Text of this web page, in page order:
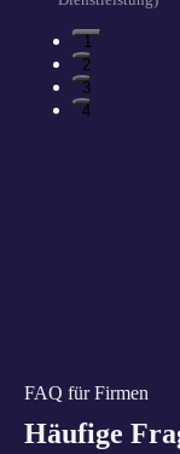
1
2
3
4
FAQ für Firmen
Häufige